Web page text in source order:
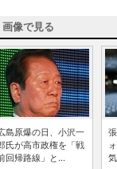
画像で見る
島原爆の日、小沢一
氏が高市政権を「戦
回帰路線」と...